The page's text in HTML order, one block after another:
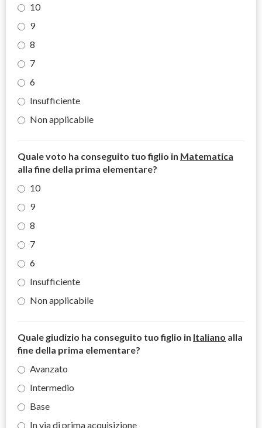
10
9
8
7
6
Insufficiente
Non applicabile
Quale voto ha conseguito tuo figlio in Matematica
alla fine della prima elementare?
10
9
8
7
6
Insufficiente
Non applicabile
Quale giudizio ha conseguito tuo figlio in Italiano alla
fine della prima elementare?
Avanzato
Intermedio
Base
In via di prima acquisizione